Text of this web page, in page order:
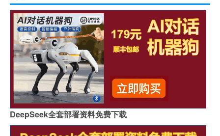
DeepSeek全套部署资料免费下载